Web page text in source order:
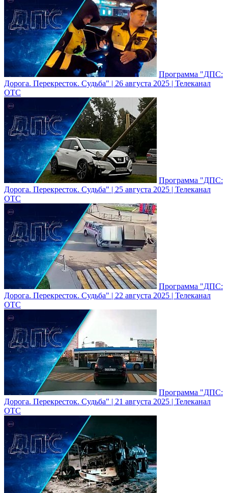
Программа "ДПС:
Дорога. Перекресток. Судьба" | 26 августа 2025 | Телеканал
ОТС
Программа "ДПС:
Дорога. Перекресток. Судьба" | 25 августа 2025 | Телеканал
ОТС
Программа "ДПС:
Дорога. Перекресток. Судьба" | 22 августа 2025 | Телеканал
ОТС
Программа "ДПС:
Дорога. Перекресток. Судьба" | 21 августа 2025 | Телеканал
ОТС